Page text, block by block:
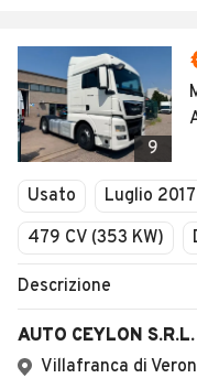
9
Usato Luglio 2017
479 CV (353 KW)
Descrizione
AUTO CEYLON S.R.L.
Villafranca di